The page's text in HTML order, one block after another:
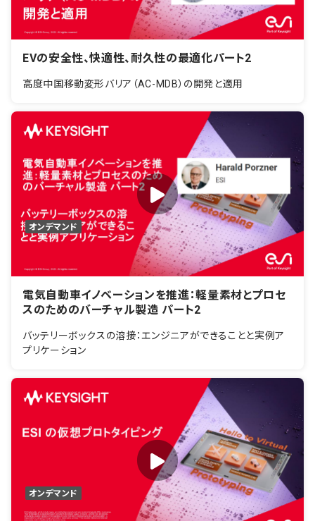
EVの安全性、快適性、耐久性の最適化パート2
高度中国移動変形バリア（AC-MDB）の開発と適用
オンデマンド
電気自動車イノベーションを推進：軽量素材とプロセ
スのためのバーチャル製造 パート2
バッテリーボックスの溶接：エンジニアができることと実例ア
プリケーション
オンデマンド